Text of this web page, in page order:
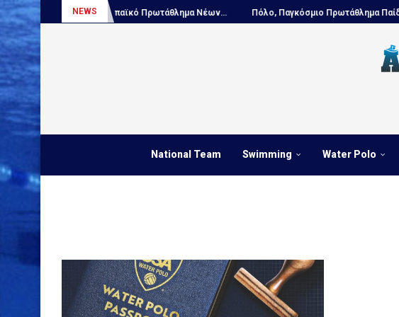
NEWS
Πόλο, Ευρωπαϊκό Πρωτάθλημα Νέων... Πόλο, Παγκόσμιο Πρωτάθλημα Παίδων...
National Team Swimming Water Polo